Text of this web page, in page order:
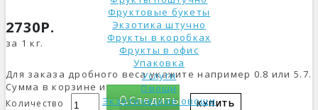
Фруктовые букеты
Экзотика штучно
Фрукты в коробках
Фрукты в офис
Упаковка
Услуги
Овощи
Экзотические овощи
2730Р.
за 1 кг.
Для заказа дробного веса укажите например 0.8 или 5.7.
Сумма в корзине изменится.
Количество КУПИТЬ
Следить